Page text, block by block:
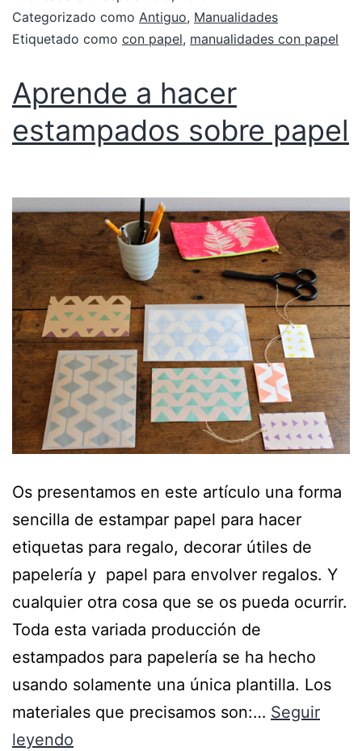
Categorizado como Antiguo, Manualidades
Etiquetado como con papel, manualidades con papel
Aprende a hacer
estampados sobre papel
Os presentamos en este artículo una forma
sencilla de estampar papel para hacer
etiquetas para regalo, decorar útiles de
papelería y papel para envolver regalos. Y
cualquier otra cosa que se os pueda ocurrir.
Toda esta variada producción de
estampados para papelería se ha hecho
usando solamente una única plantilla. Los
materiales que precisamos son:… Seguir
leyendo